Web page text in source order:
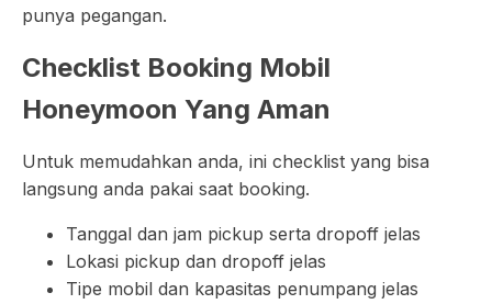
punya pegangan.
Checklist Booking Mobil
Honeymoon Yang Aman
Untuk memudahkan anda, ini checklist yang bisa
langsung anda pakai saat booking.
Tanggal dan jam pickup serta dropoff jelas
Lokasi pickup dan dropoff jelas
Tipe mobil dan kapasitas penumpang jelas